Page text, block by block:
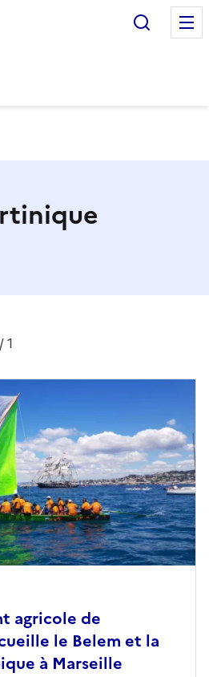
1
agricole de
le Belem et la
à Marseille